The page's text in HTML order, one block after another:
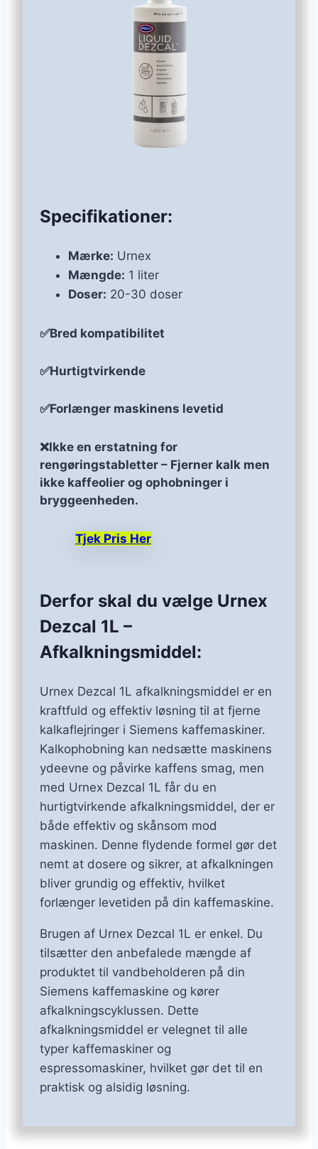
Specifikationer:
Mærke: Urnex
Mængde: 1 liter
Doser: 20-30 doser
✅Bred kompatibilitet
✅Hurtigtvirkende
✅Forlænger maskinens levetid
❌Ikke en erstatning for
rengøringstabletter – Fjerner kalk men
ikke kaffeolier og ophobninger i
bryggeenheden.
Tjek Pris Her
Derfor skal du vælge Urnex
Dezcal 1L –
Afkalkningsmiddel:
Urnex Dezcal 1L afkalkningsmiddel er en
kraftfuld og effektiv løsning til at fjerne
kalkaflejringer i Siemens kaffemaskiner.
Kalkophobning kan nedsætte maskinens
ydeevne og påvirke kaffens smag, men
med Urnex Dezcal 1L får du en
hurtigtvirkende afkalkningsmiddel, der er
både effektiv og skånsom mod
maskinen. Denne flydende formel gør det
nemt at dosere og sikrer, at afkalkningen
bliver grundig og effektiv, hvilket
forlænger levetiden på din kaffemaskine.
Brugen af Urnex Dezcal 1L er enkel. Du
tilsætter den anbefalede mængde af
produktet til vandbeholderen på din
Siemens kaffemaskine og kører
afkalkningscyklussen. Dette
afkalkningsmiddel er velegnet til alle
typer kaffemaskiner og
espressomaskiner, hvilket gør det til en
praktisk og alsidig løsning.